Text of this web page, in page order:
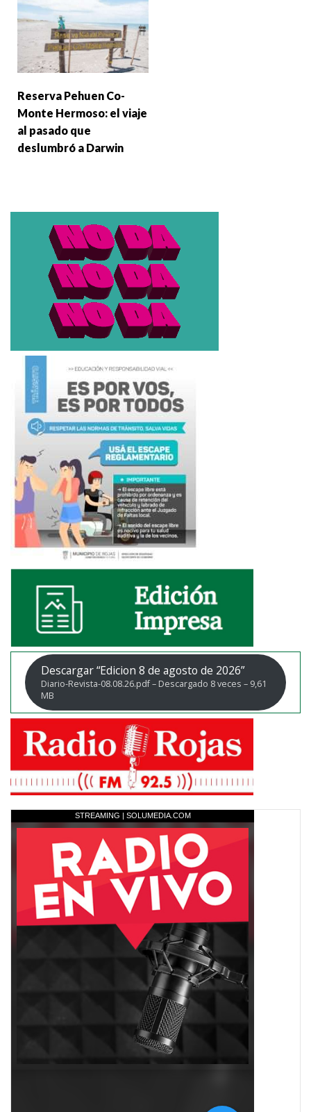
Reserva Pehuen Co-
Monte Hermoso: el viaje
al pasado que
deslumbró a Darwin
Descargar “Edicion 8 de agosto de 2026”
Diario-Revista-08.08.26.pdf – Descargado 8 veces – 9,61
MB